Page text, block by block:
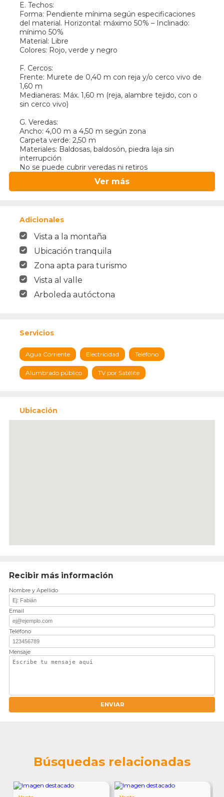
E. Techos:
Forma: Pendiente mínima según especificaciones
del material. Horizontal: máximo 50% – Inclinado:
mínimo 50%
Material: Libre
Colores: Rojo, verde y negro
F. Cercos:
Frente: Murete de 0,40 m con reja y/o cerco vivo de
1,60 m
Medianeras: Máx. 1,60 m (reja, alambre tejido, con o
sin cerco vivo)
G. Veredas:
Ancho: 4,00 m a 4,50 m según zona
Carpeta verde: 2,50 m
Materiales: Baldosas, baldosón, piedra laja sin
interrupción
No se puede cubrir veredas ni retiros
Ver más
Adicionales
Vista a la montaña
Ubicación tranquila
Zona apta para turismo
Vista al valle
Arboleda autóctona
Servicios
Agua Corriente Electricidad Teléfono
Alumbrado público TV por Satélite
Ubicación
Recibir más información
Nombre y Apellido
Email
Teléfono
Mensaje
ENVIAR
Búsquedas relacionadas